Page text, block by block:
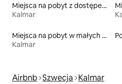
Miejsca na pobyt z dostępem do jeziora
Kalmar
Miejsca na pobyt w małych domkach
Kalmar
Airbnb Szwecja Kalmar